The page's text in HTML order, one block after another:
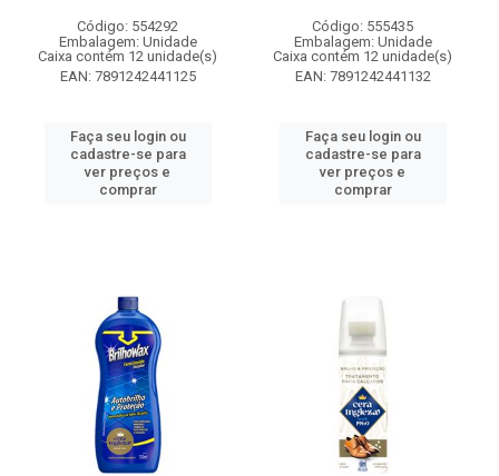
Código: 554292
Embalagem: Unidade
Caixa contém 12 unidade(s)
EAN: 7891242441125
Faça seu login ou
cadastre-se para
ver preços e
comprar
Código: 555435
Embalagem: Unidade
Caixa contém 12 unidade(s)
EAN: 7891242441132
Faça seu login ou
cadastre-se para
ver preços e
comprar